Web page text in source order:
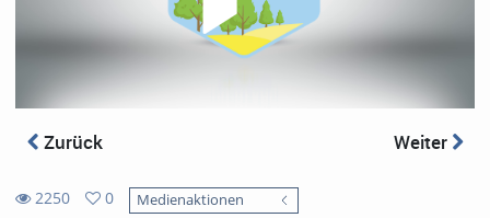
Zurück Weiter
2250
0
Medienaktionen